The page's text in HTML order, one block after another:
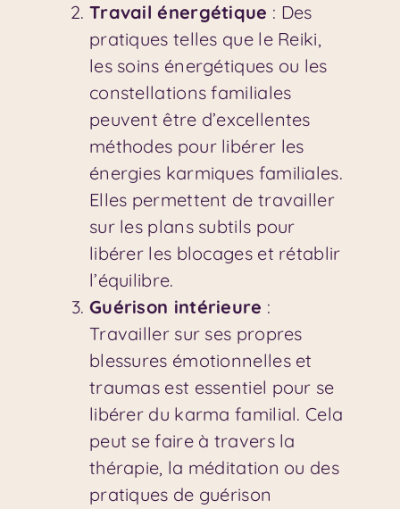
Travail énergétique : Des
pratiques telles que le Reiki,
les soins énergétiques ou les
constellations familiales
peuvent être d’excellentes
méthodes pour libérer les
énergies karmiques familiales.
Elles permettent de travailler
sur les plans subtils pour
libérer les blocages et rétablir
l’équilibre.
Guérison intérieure :
Travailler sur ses propres
blessures émotionnelles et
traumas est essentiel pour se
libérer du karma familial. Cela
peut se faire à travers la
thérapie, la méditation ou des
pratiques de guérison